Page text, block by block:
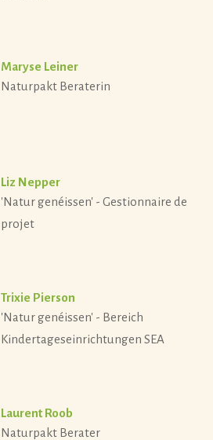
Maryse Leiner
Naturpakt Beraterin
Liz Nepper
'Natur genéissen' - Gestionnaire de
projet
Trixie Pierson
'Natur genéissen' - Bereich
Kindertageseinrichtungen SEA
Laurent Roob
Naturpakt Berater